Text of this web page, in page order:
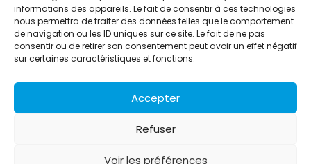
informations des appareils. Le fait de consentir à ces technologies
nous permettra de traiter des données telles que le comportement
de navigation ou les ID uniques sur ce site. Le fait de ne pas
consentir ou de retirer son consentement peut avoir un effet négatif
sur certaines caractéristiques et fonctions.
Accepter
Refuser
Voir les préférences
Alternative Média est une agence de relations presse et de
relations publiques basée à Grenoble. Depuis 1995, elle conçoit et
pilote des stratégies de visibilité en France et à l’international
grâce à un réseau d’agences partenaires.